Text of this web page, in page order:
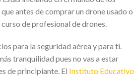
antes de comprar un drone usado o
de profesional de drones.
para la seguridad aérea y para ti.
tranquilidad pues no vas a estar
de principiante. El Instituto Educativo